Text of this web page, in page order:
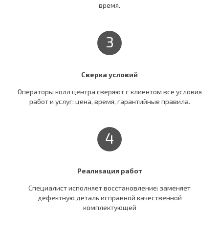
время.
3
Сверка условий
Операторы колл центра сверяют c клиентом все условия
работ и услуг: цена, время, гарантийные правила.
4
Реализация работ
Специалист исполняет восстановление: заменяет
дефектную деталь исправной качественной
комплектующей